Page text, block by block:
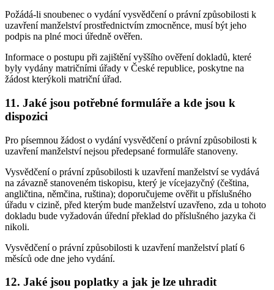
Požádá-li snoubenec o vydání vysvědčení o právní způsobilosti k
uzavření manželství prostřednictvím zmocněnce, musí být jeho
podpis na plné moci úředně ověřen.
Informace o postupu při zajištění vyššího ověření dokladů, které
byly vydány matričními úřady v České republice, poskytne na
žádost kterýkoli matriční úřad.
11. Jaké jsou potřebné formuláře a kde jsou k
dispozici
Pro písemnou žádost o vydání vysvědčení o právní způsobilosti k
uzavření manželství nejsou předepsané formuláře stanoveny.
Vysvědčení o právní způsobilosti k uzavření manželství se vydává
na závazně stanoveném tiskopisu, který je vícejazyčný (čeština,
angličtina, němčina, ruština); doporučujeme ověřit u příslušného
úřadu v cizině, před kterým bude manželství uzavřeno, zda u tohoto
dokladu bude vyžadován úřední překlad do příslušného jazyka či
nikoli.
Vysvědčení o právní způsobilosti k uzavření manželství platí 6
měsíců ode dne jeho vydání.
12. Jaké jsou poplatky a jak je lze uhradit